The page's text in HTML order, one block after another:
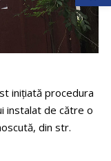
inițiată procedura
instalat de către o
din str.